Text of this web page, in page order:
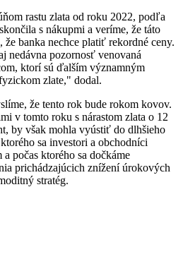
rastu zlata od roku 2022, podľa
s nákupmi a veríme, že táto
že banka nechce platiť rekordné ceny.
nedávna pozornosť venovaná
ktorí sú ďalším významným
zlate," dodal.
že tento rok bude rokom kovov.
v tomto roku s nárastom zlata o 12
by však mohla vyústiť do dlhšieho
sa investori a obchodníci
počas ktorého sa dočkáme
prichádzajúcich znížení úrokových
stratég.